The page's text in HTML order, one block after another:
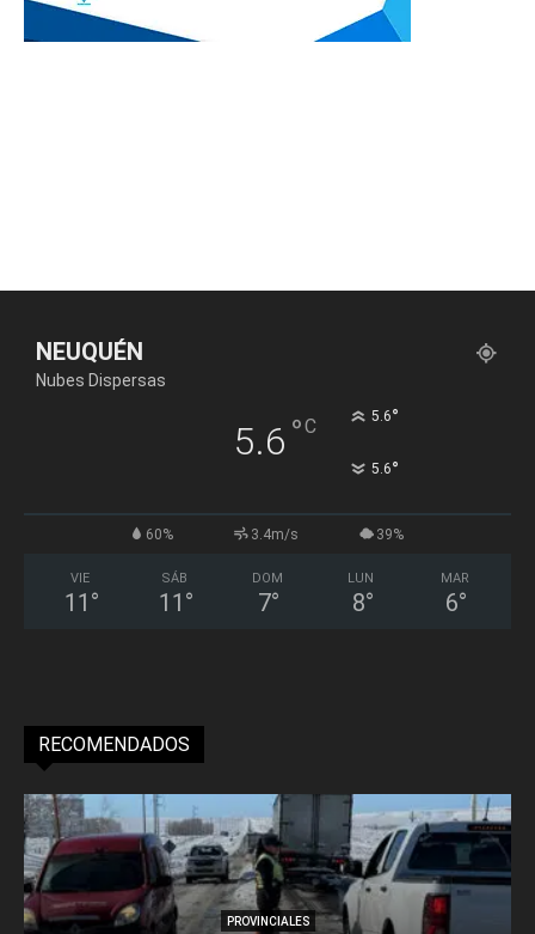
NEUQUÉN
Nubes Dispersas
5.6 °C 5.6°
5.6°
60% 3.4m/s 39%
VIE
11 °
SÁB
11 °
DOM
7°
LUN
8°
MAR
6°
RECOMENDADOS
PROVINCIALES